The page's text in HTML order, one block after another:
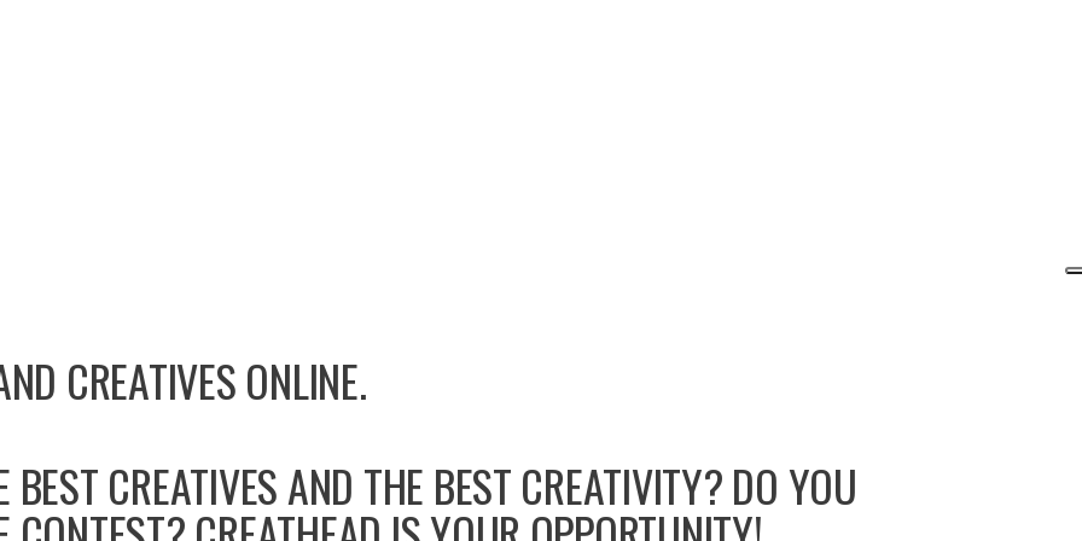
CREATIVES ONLINE.
CREATIVES AND THE BEST CREATIVITY? DO YOU